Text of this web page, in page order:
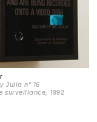
Julia n° 16
surveillance , 1992